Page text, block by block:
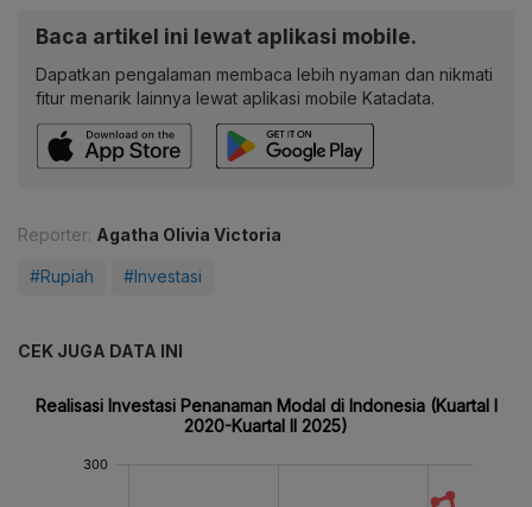
Baca artikel ini lewat aplikasi mobile.
Dapatkan pengalaman membaca lebih nyaman dan nikmati
fitur menarik lainnya lewat aplikasi mobile Katadata.
Reporter: Agatha Olivia Victoria
#Rupiah #Investasi
CEK JUGA DATA INI